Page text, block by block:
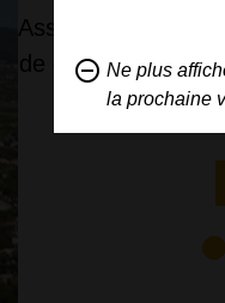
Associations
de demande de
remove_circle_outline Ne plus
la prochaine